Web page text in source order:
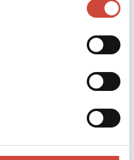
für sich, manchmal auch für
weder ein ideales Konzept noch
ist bescheidener. Er zeigt auf,
ist Arbeit, der Text ist eine